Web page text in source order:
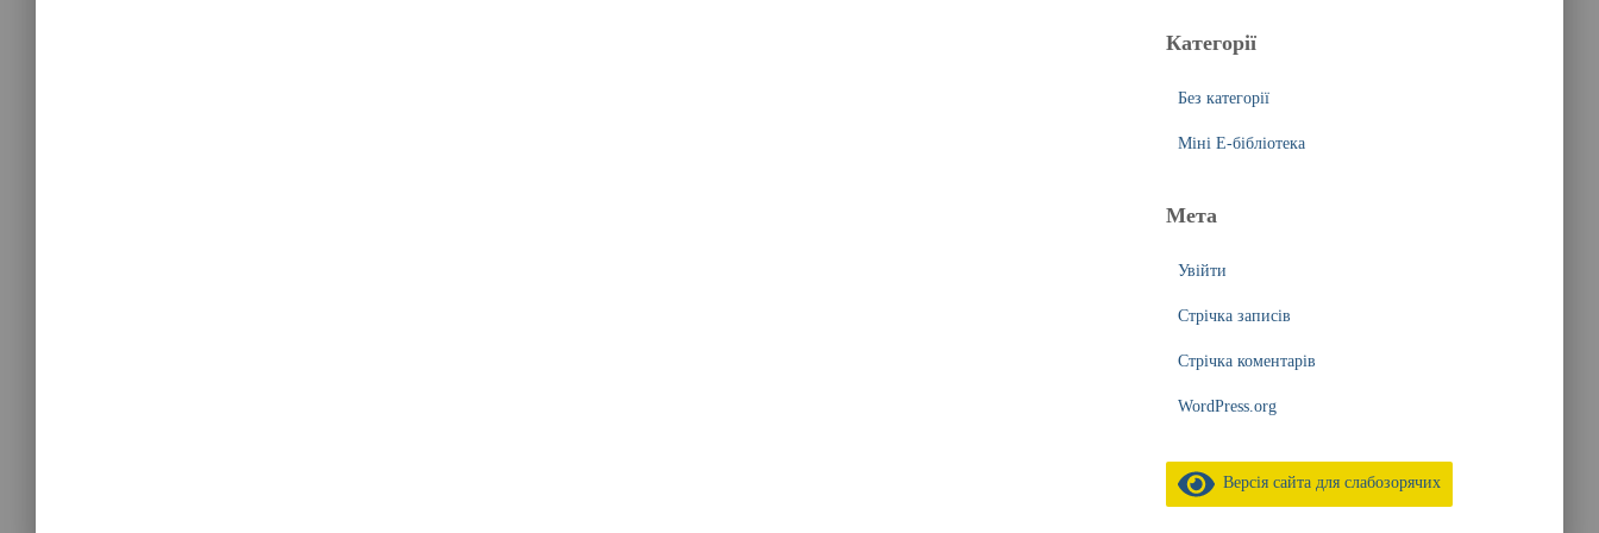
Категорії
Без категорії
Міні Е-бібліотека
Мета
Увійти
Стрічка записів
Стрічка коментарів
WordPress.org
Версія сайта для слабозорячих